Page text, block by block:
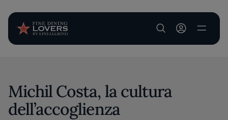
User account
Michil Costa, la cultura
dell’accoglienza